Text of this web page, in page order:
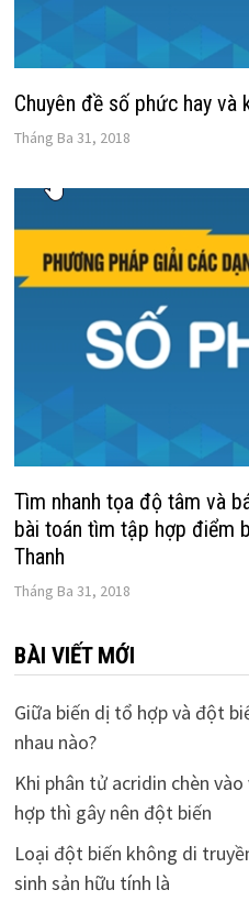
Chuyên đề số phức hay và
Tháng Ba 31, 2018
Tìm nhanh tọa độ tâm và
bài toán tìm tập hợp điểm
Thanh
Tháng Ba 31, 2018
BÀI VIẾT MỚI
Giữa biến dị tổ hợp và đột
nhau nào?
Khi phân tử acridin chèn
hợp thì gây nên đột biến
Loại đột biến không di
sinh sản hữu tính là